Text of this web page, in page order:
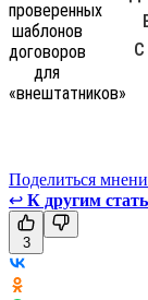
Поделиться
↩ К другим
3